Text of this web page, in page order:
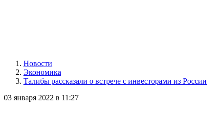
Новости
Экономика
Талибы рассказали о встрече с инвесторами из России
03 января 2022 в 11:27